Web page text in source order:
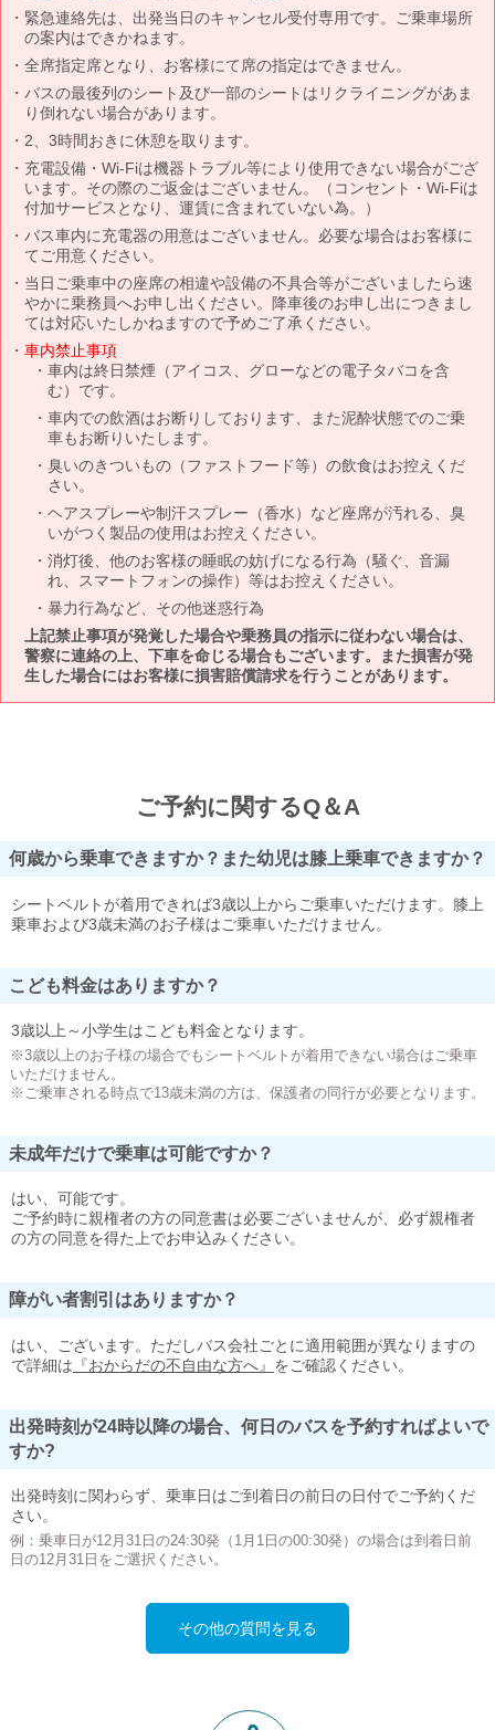
緊急連絡先は、出発当日のキャンセル受付専用です。ご乗車場所
の案内はできかねます。
全席指定席となり、お客様にて席の指定はできません。
バスの最後列のシート及び一部のシートはリクライニングがあま
り倒れない場合があります。
2、3時間おきに休憩を取ります。
充電設備・Wi-Fiは機器トラブル等により使用できない場合がござ
います。その際のご返金はございません。（コンセント・Wi-Fiは
付加サービスとなり、運賃に含まれていない為。）
バス車内に充電器の用意はございません。必要な場合はお客様に
てご用意ください。
当日ご乗車中の座席の相違や設備の不具合等がございましたら速
やかに乗務員へお申し出ください。降車後のお申し出につきまし
ては対応いたしかねますので予めご了承ください。
車内禁止事項
車内は終日禁煙（アイコス、グローなどの電子タバコを含
む）です。
車内での飲酒はお断りしております、また泥酔状態でのご乗
車もお断りいたします。
臭いのきついもの（ファストフード等）の飲食はお控えくだ
さい。
ヘアスプレーや制汗スプレー（香水）など座席が汚れる、臭
いがつく製品の使用はお控えください。
消灯後、他のお客様の睡眠の妨げになる行為（騒ぐ、音漏
れ、スマートフォンの操作）等はお控えください。
暴力行為など、その他迷惑行為
上記禁止事項が発覚した場合や乗務員の指示に従わない場合は、
警察に連絡の上、下車を命じる場合もございます。また損害が発
生した場合にはお客様に損害賠償請求を行うことがあります。
ご予約に関するQ＆A
何歳から乗車できますか？また幼児は膝上乗車できますか？
シートベルトが着用できれば3歳以上からご乗車いただけます。膝上
乗車および3歳未満のお子様はご乗車いただけません。
こども料金はありますか？
3歳以上～小学生はこども料金となります。
※3歳以上のお子様の場合でもシートベルトが着用できない場合はご乗車
いただけません。
※ご乗車される時点で13歳未満の方は、保護者の同行が必要となります。
未成年だけで乗車は可能ですか？
はい、可能です。
ご予約時に親権者の方の同意書は必要ございませんが、必ず親権者
の方の同意を得た上でお申込みください。
障がい者割引はありますか？
はい、ございます。ただしバス会社ごとに適用範囲が異なりますの
で詳細は 『おからだの不自由な方へ』 をご確認ください。
出発時刻が24時以降の場合、何日のバスを予約すればよいで
すか?
出発時刻に関わらず、乗車日はご到着日の前日の日付でご予約くだ
さい。
例：乗車日が12月31日の24:30発（1月1日の00:30発）の場合は到着日前
日の12月31日をご選択ください。
その他の質問を見る